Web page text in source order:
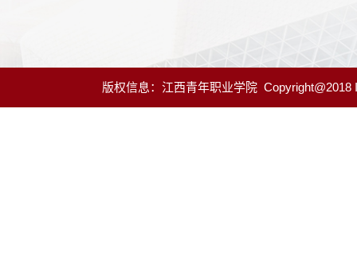
版权信息：江西青年职业学院